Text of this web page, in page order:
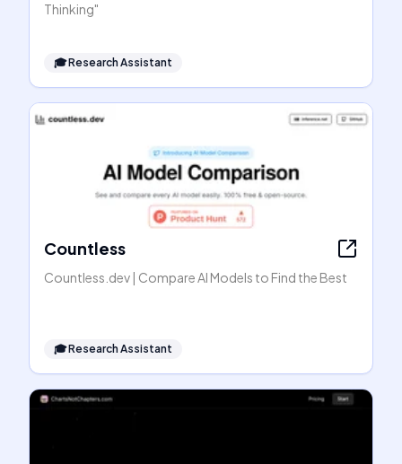
Thinking"
🎓Research Assistant
Countless
Countless.dev | Compare AI Models to Find the Best
🎓Research Assistant